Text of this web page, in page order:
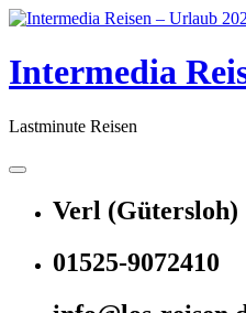
Skip
content
Intermedia
Lastminute Reisen
Verl (Gütersloh)
01525-9072410